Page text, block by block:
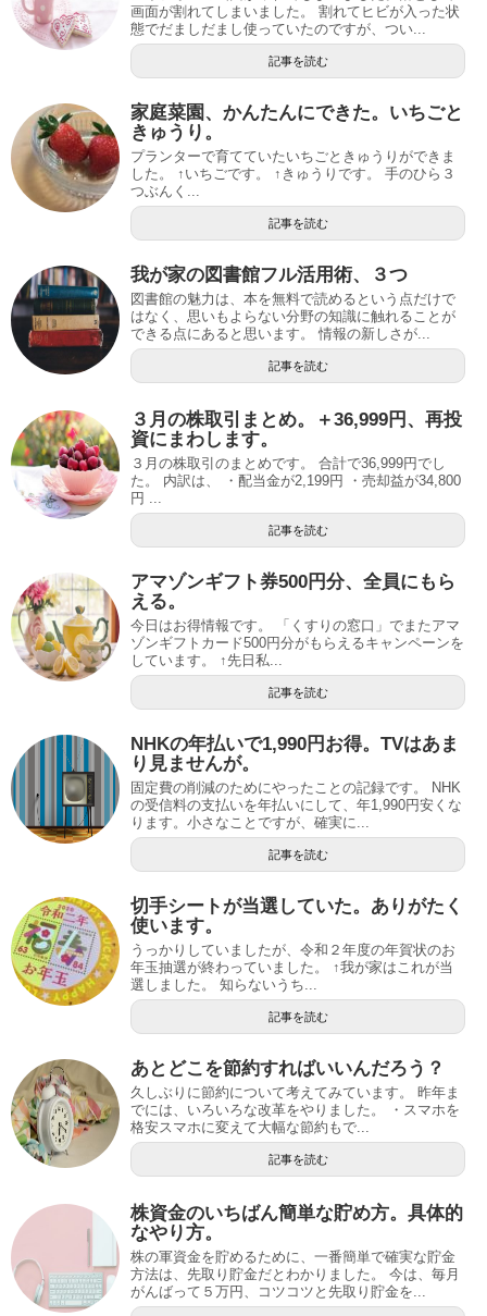
画面が割れてしまいました。 割れてヒビが入った状
態でだましだまし使っていたのですが、つい...
記事を読む
家庭菜園、かんたんにできた。いちごと
きゅうり。
プランターで育てていたいちごときゅうりができま
した。 ↑いちごです。 ↑きゅうりです。 手のひら３
つぶんく...
記事を読む
我が家の図書館フル活用術、３つ
図書館の魅力は、本を無料で読めるという点だけで
はなく、思いもよらない分野の知識に触れることが
できる点にあると思います。 情報の新しさが...
記事を読む
３月の株取引まとめ。＋36,999円、再投
資にまわします。
３月の株取引のまとめです。 合計で36,999円でし
た。 内訳は、 ・配当金が2,199円 ・売却益が34,800
円 ...
記事を読む
アマゾンギフト券500円分、全員にもら
える。
今日はお得情報です。 「くすりの窓口」でまたアマ
ゾンギフトカード500円分がもらえるキャンペーンを
しています。 ↑先日私...
記事を読む
NHKの年払いで1,990円お得。TVはあま
り見ませんが。
固定費の削減のためにやったことの記録です。 NHK
の受信料の支払いを年払いにして、年1,990円安くな
ります。小さなことですが、確実に...
記事を読む
切手シートが当選していた。ありがたく
使います。
うっかりしていましたが、令和２年度の年賀状のお
年玉抽選が終わっていました。 ↑我が家はこれが当
選しました。 知らないうち...
記事を読む
あとどこを節約すればいいんだろう？
久しぶりに節約について考えてみています。 昨年ま
でには、いろいろな改革をやりました。 ・スマホを
格安スマホに変えて大幅な節約もで...
記事を読む
株資金のいちばん簡単な貯め方。具体的
なやり方。
株の軍資金を貯めるために、一番簡単で確実な貯金
方法は、先取り貯金だとわかりました。 今は、毎月
がんばって５万円、コツコツと先取り貯金を...